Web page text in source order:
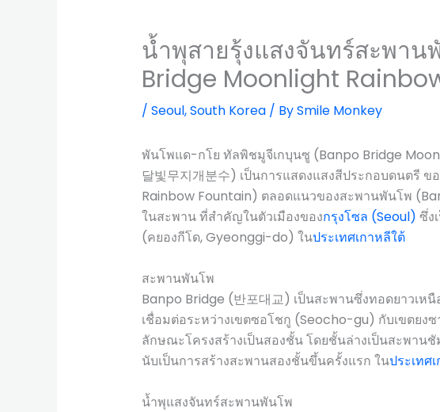
น้ำพุสายรุ้งแสงจันทร์สะพา
Bridge Moonlight
/ Seoul,South Korea/ BySmile Monkey
พันโพแด-กโย ทัลพิชมูจีเกบุนซู (Banpo Bridge
달빛무지개분수) เป็นการแสดงแสงสีประกอบดนตรี
Rainbow Fountain) ตลอดแนวของสะพานพันโพ
ในสะพาน ที่สำคัญในตัวเมืองของกรุงโซล (Seoul) ซึ่ง
(คยองกีโด, Gyeonggi-do) ในประเทศเกาหลีใต้
สะพานพันโพ
Banpo Bridge (반포대교) เป็นสะพานซึ่งทอดยาวเห
เชื่อมต่อระหว่างเขตซอโชกู (Seocho-gu) กับเขตย
ลักษณะโครงสร้างเป็นสองชั้น โดยชั้นล่างเป็นสะพาน
นับเป็นการสร้างสะพานสองชั้นขึ้นครั้งแรก ในประเทศ
น้ำพุแสงจันทร์สะพานพันโพ